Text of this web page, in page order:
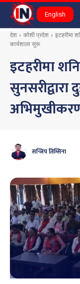
English
देश कोशी प्रदेश
इटहरीमा
कार्यशाला सुरू
इटहरीमा
सुनसरीद्वारा
सन्जिप तिम्सिना